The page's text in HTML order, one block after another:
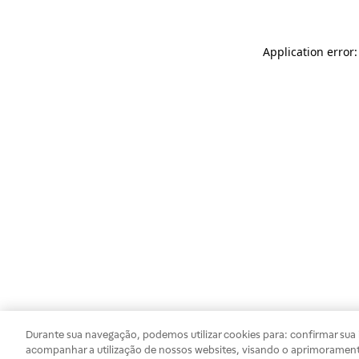
Application
Durante sua navegação, podemos utilizar cookies para: confirmar
acompanhar a utilização de nossos websites, visando o